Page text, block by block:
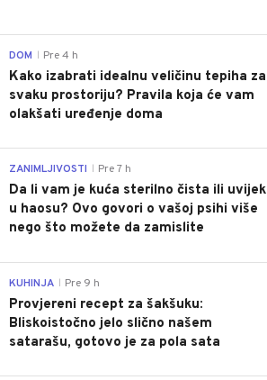
DOM Pre 4 h
Kako izabrati idealnu veličinu tepiha za
svaku prostoriju? Pravila koja će vam
olakšati uređenje doma
ZANIMLJIVOSTI Pre 7 h
Da li vam je kuća sterilno čista ili uvijek
u haosu? Ovo govori o vašoj psihi više
nego što možete da zamislite
KUHINJA Pre 9 h
Provjereni recept za šakšuku:
Bliskoistočno jelo slično našem
satarašu, gotovo je za pola sata